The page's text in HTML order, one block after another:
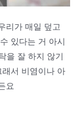
리가 매일 덮고
있다는 거 아시
을 잘 하지 않기
서 비염이나 아
요